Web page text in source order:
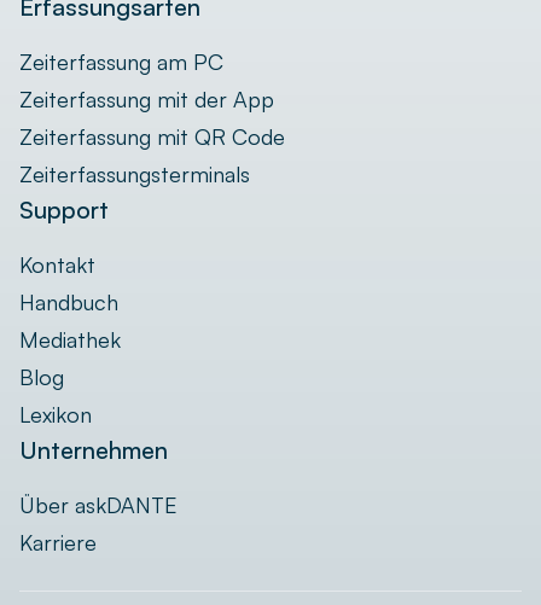
Erfassungsarten
Zeiterfassung am PC
Zeiterfassung mit der App
Zeiterfassung mit QR Code
Zeiterfassungsterminals
Support
Kontakt
Handbuch
Mediathek
Blog
Lexikon
Unternehmen
Über askDANTE
Karriere